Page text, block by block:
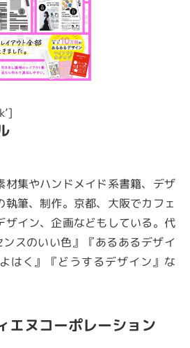
材集やハンドメイド系書籍、デザ
執筆、制作。京都、大阪でカフェ
ザイン、企画などもしている。代
スのいい色』『あるあるデザイ
はく』『どうするデザイン』な
エヌコーポレーション